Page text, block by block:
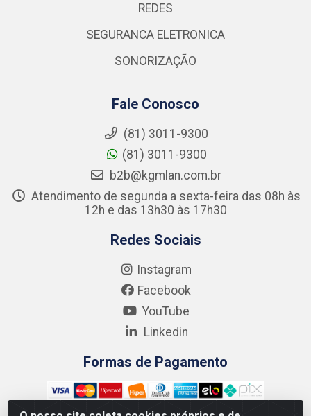
REDES
SEGURANCA ELETRONICA
SONORIZAÇÃO
Fale Conosco
(81) 3011-9300
(81) 3011-9300
b2b@kgmlan.com.br
Atendimento de segunda a sexta-feira das 08h às
12h e das 13h30 às 17h30
Redes Sociais
Instagram
Facebook
YouTube
Linkedin
Formas de Pagamento